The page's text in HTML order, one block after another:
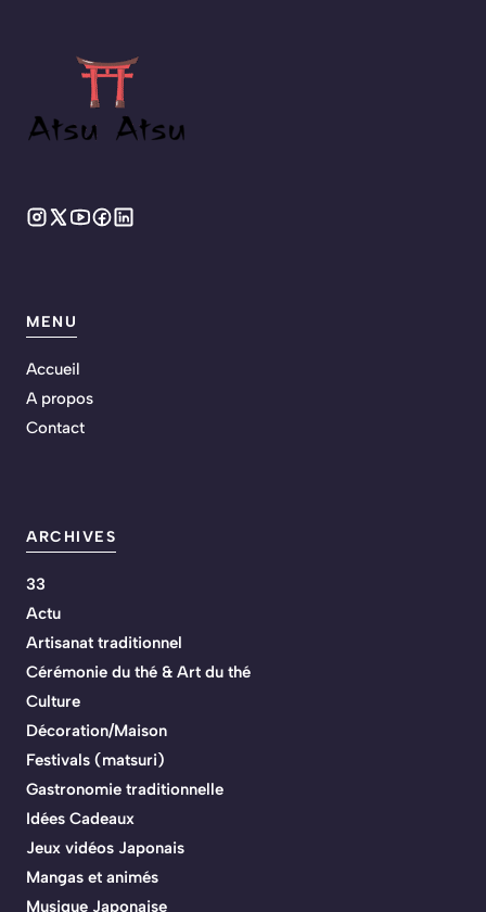
MENU
Accueil
A propos
Contact
ARCHIVES
33
Actu
Artisanat traditionnel
Cérémonie du thé & Art du thé
Culture
Décoration/Maison
Festivals (matsuri)
Gastronomie traditionnelle
Idées Cadeaux
Jeux vidéos Japonais
Mangas et animés
Musique Japonaise